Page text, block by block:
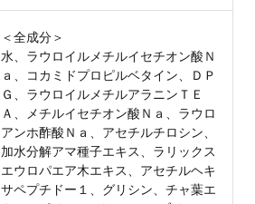
＜全成分＞
水、ラウロイルメチルイセチオン酸Ｎ
ａ、コカミドプロピルベタイン、ＤＰ
Ｇ、ラウロイルメチルアラニンＴＥ
Ａ、メチルイセチオン酸Ｎａ、ラウロ
アンホ酢酸Ｎａ、アセチルチロシン、
加水分解アマ種子エキス、ラリックス
エウロパエア木エキス、アセチルヘキ
サペプチドー１、グリシン、チャ葉エ